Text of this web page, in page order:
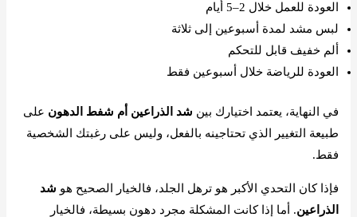
العودة للعمل خلال 2–5 أيام
لبس مشد لمدة أسبوعين إلى ثلاثة
ألم خفيف قابل للتحكم
العودة للرياضة خلال أسبوعين فقط
في النهاية، يعتمد اختيارك بين شد الذراعين أم شفط الدهون على
طبيعة التغيير الذي تحتاجينه بالفعل، وليس على رغبتك الشخصية
فقط.
فإذا كان التحدي الأكبر هو ترهل الجلد، فالخيار الصحيح هو شد
الذراعين. أما إذا كانت المشكلة مجرد دهون بسيطة، فالخيار